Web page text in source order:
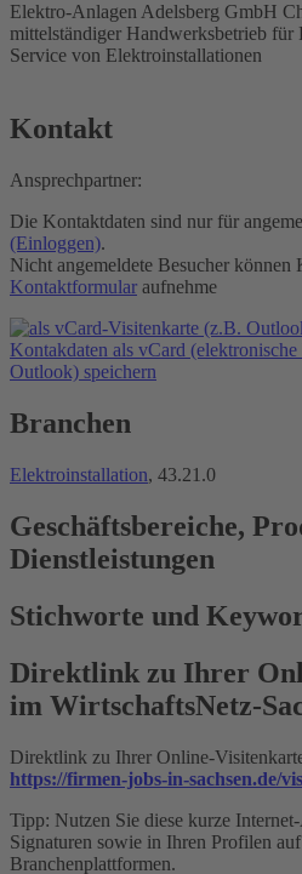
Elektro-Anlagen Adelsberg GmbH
mittelständiger Handwerksbetrieb für
Service von Elektroinstallationen
Kontakt
Ansprechpartner:
Die Kontaktdaten sind nur für
(Einloggen).
Nicht angemeldete Besucher können
Kontaktformular aufnehme
Kontakdaten als vCard
Outlook) speichern
Branchen
Elektroinstallation, 43.21.0
Geschäftsbereiche,
Dienstleistungen
Stichworte und
Direktlink zu Ihrer
im WirtschaftsNetz-
Direktlink zu Ihrer Online-
https://firmen-jobs-in-sachsen.de/
Tipp: Nutzen Sie diese kurze
Signaturen sowie in Ihren Profilen
Branchenplattformen.